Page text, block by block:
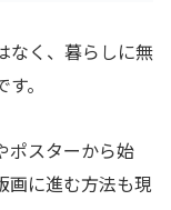
なく、暮らしに無
。
ポスターから始
画に進む方法も現